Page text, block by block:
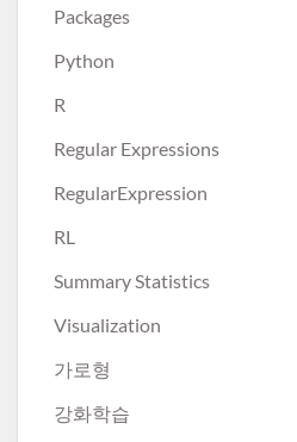
Packages
Python
R
Regular Expressions
RegularExpression
RL
Summary Statistics
Visualization
가로형
강화학습